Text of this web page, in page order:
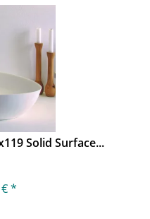
Solid Surface...
*